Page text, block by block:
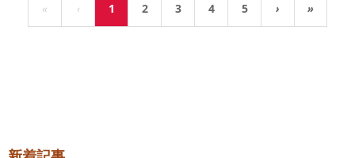
« ‹ 1 2 3 4 5 › »